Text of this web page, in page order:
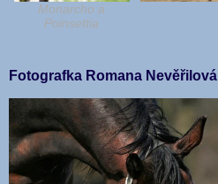
Monarcho a
Poinsettia
Fotografka Romana Nevěřilová